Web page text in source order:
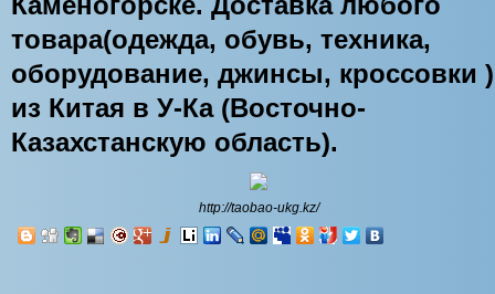
товара(одежда, обувь, техника,
оборудование, джинсы, кроссовки )
из Китая в У-Ка (Восточно-
Казахстанскую область).
http://taobao-ukg.kz/